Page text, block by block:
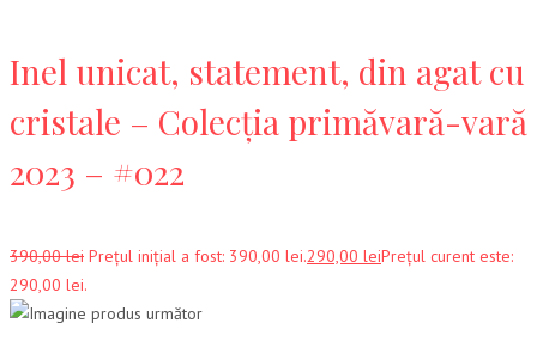
Inel unicat, statement, din agat cu
cristale – Colecția primăvară-vară
2023 – #022
390,00lei Prețul inițial a fost: 390,00 lei.290,00 leiPrețul curent este:
290,00 lei.